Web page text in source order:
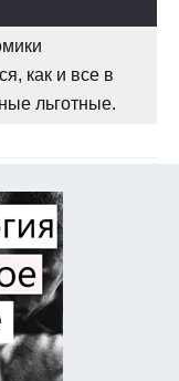
как и все в
льготные.